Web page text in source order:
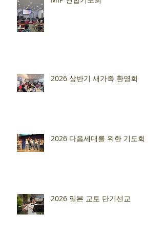
2026 상반기 새가족 환영회
2026 다음세대를 위한 기도회
2026 일본 교토 단기선교